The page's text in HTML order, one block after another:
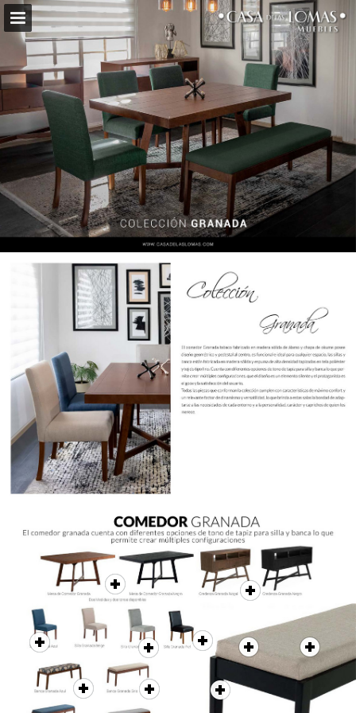
casadelaslomas.com
Vista previa de páginas
Pantalla completa
Descargar PDF
Buscar
Mis favoritos
Mi Lista de Compras
Informe de publicación